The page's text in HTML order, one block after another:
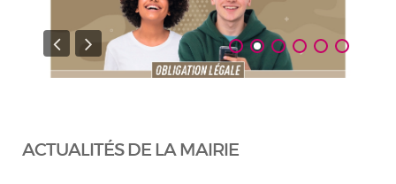
ACTUALITÉS DE LA MAIRIE